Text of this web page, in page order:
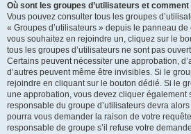
Où sont les groupes d’utilisateurs et
Vous pouvez consulter tous les groupes
« Groupes d’utilisateurs » depuis le panneau de
vous souhaitez en rejoindre un, cliquez sur le
tous les groupes d’utilisateurs ne sont pas
Certains peuvent nécessiter une approbation,
d’autres peuvent même être invisibles. Si le
rejoindre en cliquant sur le bouton dédié. Si le
une approbation, vous devez cliquer également
responsable du groupe d’utilisateurs devra
pourra vous demander la raison de votre
responsable de groupe s’il refuse votre